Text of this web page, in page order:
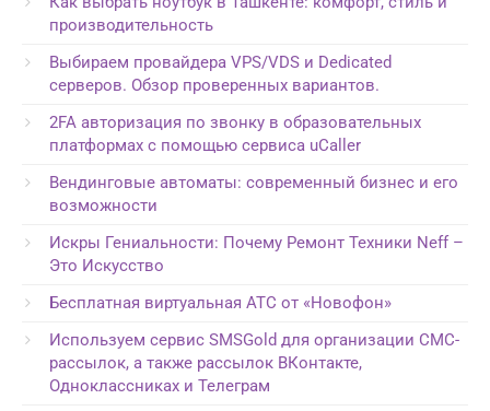
производительность
Выбираем провайдера VPS/VDS и Dedicated
серверов. Обзор проверенных вариантов.
2FA авторизация по звонку в образовательных
платформах с помощью сервиса uCaller
Вендинговые автоматы: современный бизнес и его
возможности
Искры Гениальности: Почему Ремонт Техники Neff –
Это Искусство
Бесплатная виртуальная АТС от «Новофон»
Используем сервис SMSGold для организации СМС-
рассылок, а также рассылок ВКонтакте,
Одноклассниках и Телеграм